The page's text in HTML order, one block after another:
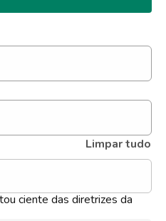
Limpar tudo
ciente das diretrizes da